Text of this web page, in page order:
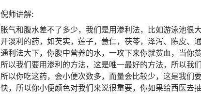
倪师讲解:
胀气和腹水差不了多少，我们是用渗利法，比如游泳池很
开淡利的药，如芡实，莲子，薏仁，茯苓，泽泻、陈皮、
通利法大下，你腹中营养的水，一攻下来你就贫血，当你
所以我们要用渗利的方法，这是唯一最好的方法，所以我
所以你吃这药，会小便次数多，而量会比较少，这是我们
快，所以你小便颜色对我们来说很重要，你如果给西医去